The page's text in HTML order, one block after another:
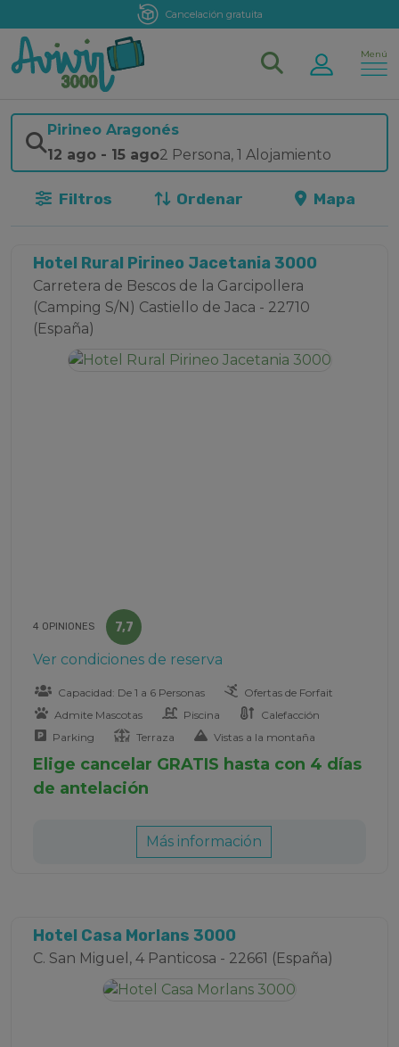
Atención personalizada
Menú
Pirineo Aragonés
12 ago - 15 ago2 Persona, 1 Alojamiento
Filtros Ordenar Mapa
Hotel Rural Pirineo Jacetania 3000
Carretera de Bescos de la Garcipollera
(Camping S/N) Castiello de Jaca - 22710
(España)
4 OPINIONES 7,7
Ver condiciones de reserva
Capacidad: De 1 a 6 Personas
Ofertas de Forfait
Admite Mascotas
Piscina
Calefacción
Parking
Terraza Vistas a la montaña
Elige cancelar GRATIS hasta con 4 días
de antelación
Más información
Hotel Casa Morlans 3000
C. San Miguel, 4 Panticosa - 22661 (España)